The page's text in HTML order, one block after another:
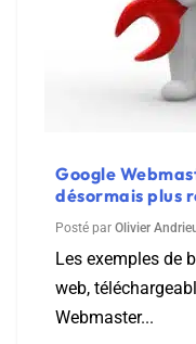
Google
désormais plus
Posté par Olivier
Les exemples de
web,
Webmaster...